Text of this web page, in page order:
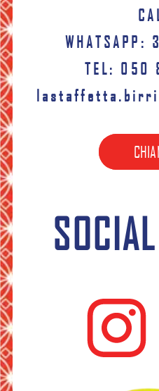
WHATSAPP:
TEL: 050